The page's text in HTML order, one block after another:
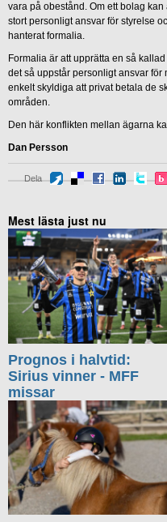
vara på obestånd. Om ett bolag
stort personligt ansvar för styrelse
hanterat formalia.
Formalia är att upprätta en så
det så uppstår personligt ansvar
enkelt skyldiga att privat betala de
områden.
Den här konflikten mellan ägarna
Dan Persson
Dela
Mest lästa just nu
Prognos i halvtid:
Sirius vinner - MFF
missar